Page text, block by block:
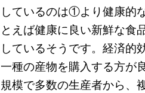
しているのは①より健康的
とえば健康に良い新鮮な食
しているそうです。経済的
一種の産物を購入する方が
規模で多数の生産者から、